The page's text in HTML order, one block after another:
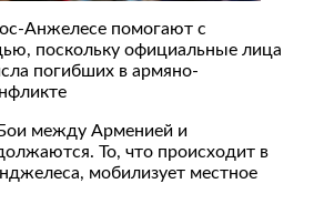
Анжелесе помогают с
поскольку официальные лица
погибших в армяно-
между Арменией и
То, что происходит в
мобилизует местное